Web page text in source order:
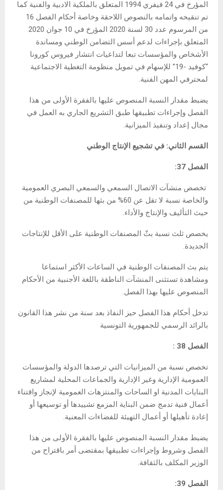
المؤرخ في 24 فيفري 1994 المتعلق بالملكية الادبية والفنية كما
تم تنقيحه واتمامه بالنصوص اللاحقة وخاصة أحكام الفصل 16
من المرسوم عدد 30 لسنة 2020 المؤرخ في 10 جوان 2020
المتعلق بإجراءات لدعم أسس التضامن الوطني ومساندة
الأشخاص والمؤسسات تبعا لتداعيات انتشار فيروس كورونا
“كوفيد -19” للإسهام في تمويل منظومة التغطية الاجتماعية
لمحترفي المهن الفنية.
يضبط مقدار النسبة المنصوص عليها بالفقرة الأولى من هذا
الفصل وإجراءات تطبيقها طبق التشريع الجاري به العمل في
مجال إعداد وتنفيذ الميزانية.
القسم الثاني: في تشجيع الإنتاج الوطني
الفصل 37:
تخصص منشآت الاتصال السمعي والسمعي البصري العمومية
والخاصة نسبة لا تقل عن 60% من بثها للمصنفات الوطنية من
حيث التأليف والإنتاج والأداء.
يخصص ثلث نسبة بثّ المصنفات الوطنية على الأقل للإنتاجات
الجديدة.
يتم بث المصنفات الوطنية في الساعات الأكثر استماعا
ومشاهدة تستثنى المنشآت الناطقة باللغة الأجنبية من الأحكام
المنصوص عليها بهذا الفصل.
تدخل أحكام هذا الفصل حيز النفاذ بعد سنة من نشر هذا القانون
بالرائد الرسمي للجمهورية التونسية
الفصل 38 :
تخصص نسبة من الميزانيات التي ترصدها الدولة والمؤسسات
العمومية الإدارية وغير الإدارية والجماعات المحلية لمشاريع
البنايات المدنية او الساحات والمنتزهات العمومية لإنجاز واقتناء
أعمال فنية تدمج ضمن البناية المزمع تشييدها أو توسيعها أو
إعادة تأهيلها أو أعمال التهيئة للفضاءات المعنية.
يضبط مقدار النسبة المنصوص عليها بالفقرة الأولى من هذا
الفصل وشروط وإجراءات تطبيقها بمقتضى أمر باقتراح من
الوزير المكلف بالثقافة.
الفصل 39: